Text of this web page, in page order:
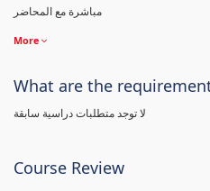
مباشرة مع المحاضر
More
What are the
لا توجد متطلبات دراسية سابقة
Course Review